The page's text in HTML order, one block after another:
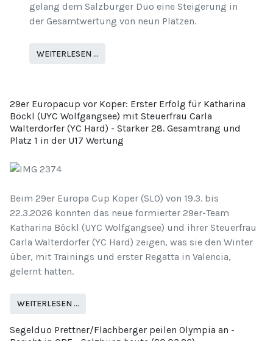
gelang dem Salzburger Duo eine Steigerung in
der Gesamtwertung von neun Plätzen.
WEITERLESEN …
29er Europacup vor Koper: Erster Erfolg für Katharina
Böckl (UYC Wolfgangsee) mit Steuerfrau Carla
Walterdorfer (YC Hard) - Starker 28. Gesamtrang und
Platz 1 in der U17 Wertung
Beim 29er Europa Cup Koper (SLO) von 19.3. bis
22.3.2026 konnten das neue formierter 29er-Team
Katharina Böckl (UYC Wolfgangsee) und ihrer Steuerfrau
Carla Walterdorfer (YC Hard) zeigen, was sie den Winter
über, mit Trainings und erster Regatta in Valencia,
gelernt hatten.
WEITERLESEN …
Segelduo Prettner/Flachberger peilen Olympia an -